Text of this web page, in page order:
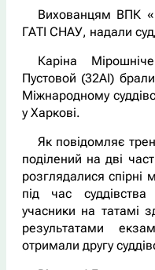
Вихованцям ВПК
ГАТІ СНАУ, надали
Каріна
Пустовой (32АІ)
Міжнародному
у Харкові.
Як повідомляє
поділений на дві
розглядалися
під час
учасники на татамі
результатами
отримали другу